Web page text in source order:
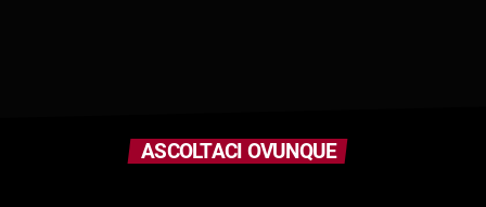
ASCOLTACI OVUNQUE